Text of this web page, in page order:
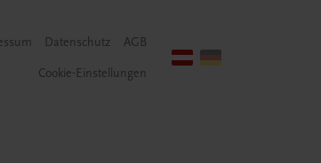
Datenschutz AGB
Cookie-Einstellungen